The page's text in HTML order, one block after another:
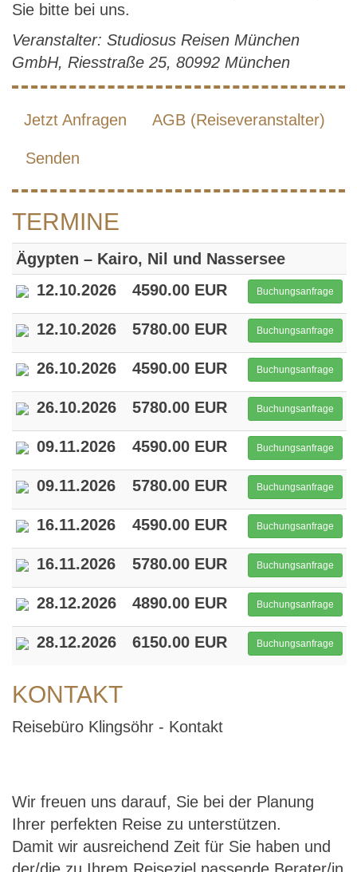
Sie bitte bei uns.
Veranstalter: Studiosus Reisen München
GmbH, Riesstraße 25, 80992 München
Jetzt Anfragen AGB (Reiseveranstalter)
Senden
TERMINE
Ägypten – Kairo, Nil und Nassersee
12.10.2026
4590.00 EUR Buchungsanfrage
12.10.2026 5780.00 EUR Buchungsanfrage
26.10.2026 4590.00 EUR Buchungsanfrage
26.10.2026 5780.00 EUR Buchungsanfrage
09.11.2026 4590.00 EUR Buchungsanfrage
09.11.2026 5780.00 EUR Buchungsanfrage
16.11.2026 4590.00 EUR Buchungsanfrage
16.11.2026 5780.00 EUR Buchungsanfrage
28.12.2026 4890.00 EUR Buchungsanfrage
28.12.2026 6150.00 EUR Buchungsanfrage
KONTAKT
Reisebüro Klingsöhr - Kontakt
Wir freuen uns darauf, Sie bei der Planung
Ihrer perfekten Reise zu unterstützen.
Damit wir ausreichend Zeit für Sie haben und